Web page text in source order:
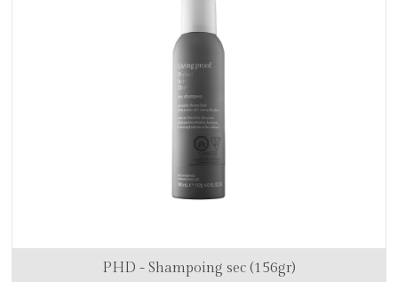
PHD - Shampoing sec (156gr)